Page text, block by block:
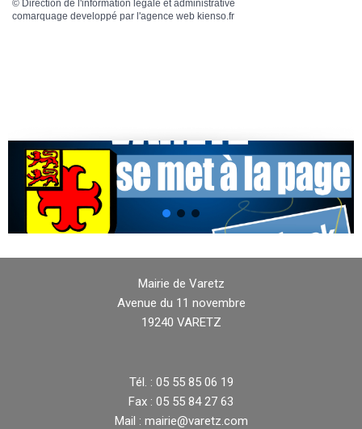
© Direction de l'information légale et administrative
comarquage developpé par l'agence web kienso.fr
Mairie de Varetz
Avenue du 11 novembre
19240 VARETZ
Tél. : 05 55 85 06 19
Fax : 05 55 84 27 63
Mail : mairie@varetz.com